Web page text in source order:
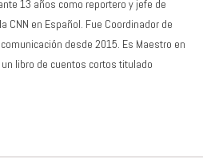
13 años como reportero y jefe de
en Español. Fue Coordinador de
desde 2015. Es Maestro en
libro de cuentos cortos titulado